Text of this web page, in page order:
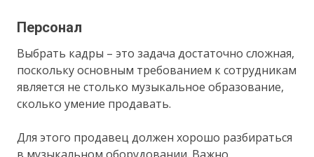
Персонал
Выбрать кадры – это задача достаточно сложная,
поскольку основным требованием к сотрудникам
является не столько музыкальное образование,
сколько умение продавать.
Для этого продавец должен хорошо разбираться